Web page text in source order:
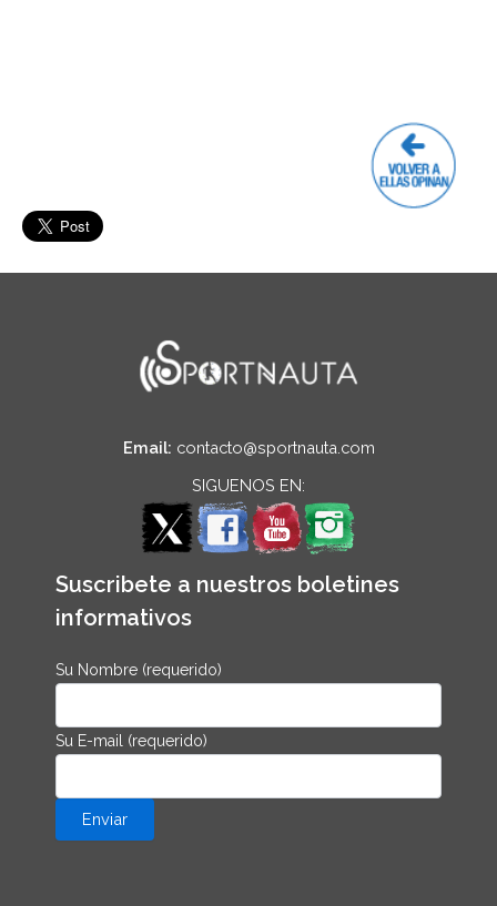
Email: contacto@sportnauta.com
SIGUENOS EN:
Suscribete a nuestros boletines
informativos
Su Nombre (requerido)
Su E-mail (requerido)